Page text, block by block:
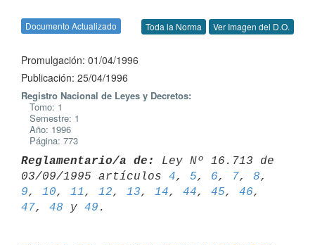
Documento Actualizado Toda la Norma Ver Imagen del D.O.
Promulgación: 01/04/1996
Publicación: 25/04/1996
Registro Nacional de Leyes y Decretos:
Tomo: 1
Semestre: 1
Año: 1996
Página: 773
Reglamentario/a de:
Ley Nº 16.713 de
03/09/1995 artículos 4, 5, 6, 7, 8,
9, 10, 11 , 12, 13, 14, 44, 45, 46
47, 48 y 49